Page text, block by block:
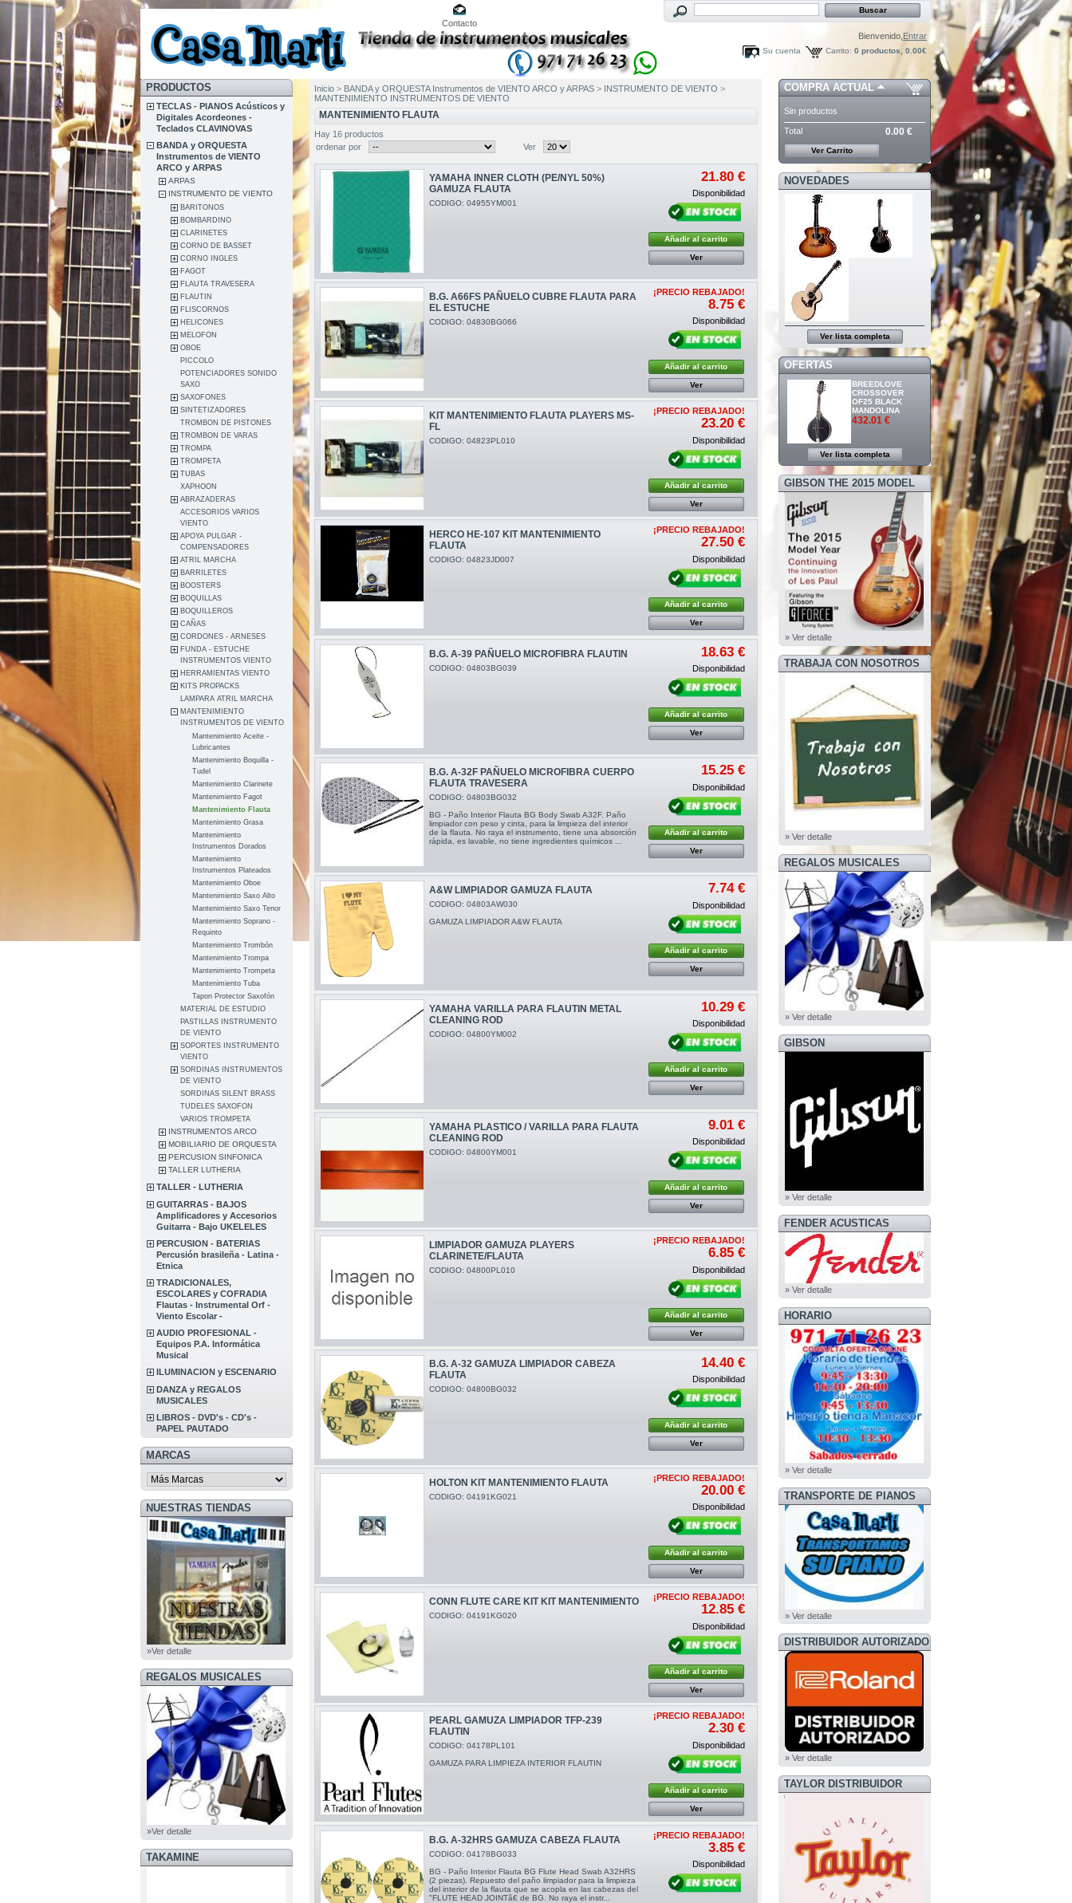
Contacto
Bienvenido, Entrar
Carrito: 0 productos, 0.00€
Su cuenta
PRODUCTOS
TECLAS - PIANOS Acústicos y
Digitales Acordeones -
Teclados CLAVINOVAS
BANDA y ORQUESTA
Instrumentos de VIENTO
ARCO y ARPAS
ARPAS
INSTRUMENTO DE VIENTO
BARITONOS
BOMBARDINO
CLARINETES
CORNO DE BASSET
CORNO INGLES
FAGOT
FLAUTA TRAVESERA
FLAUTIN
FLISCORNOS
HELICONES
MELOFON
OBOE
PICCOLO
POTENCIADORES SONIDO
SAXO
SAXOFONES
SINTETIZADORES
TROMBON DE PISTONES
TROMBON DE VARAS
TROMPA
TROMPETA
TUBAS
XAPHOON
ABRAZADERAS
ACCESORIOS VARIOS
VIENTO
APOYA PULGAR -
COMPENSADORES
ATRIL MARCHA
BARRILETES
BOOSTERS
BOQUILLAS
BOQUILLEROS
CAÑAS
CORDONES - ARNESES
FUNDA - ESTUCHE
INSTRUMENTOS VIENTO
HERRAMIENTAS VIENTO
KITS PROPACKS
LAMPARA ATRIL MARCHA
MANTENIMIENTO
INSTRUMENTOS DE VIENTO
Mantenimiento Aceite -
Lubricantes
Mantenimiento Boquilla -
Tudel
Mantenimiento Clarinete
Mantenimiento Fagot
Mantenimiento Flauta
Mantenimiento Grasa
Mantenimiento
Instrumentos Dorados
Mantenimiento
Instrumentos Plateados
Mantenimiento Oboe
Mantenimiento Saxo Alto
Mantenimiento Saxo Tenor
Mantenimiento Soprano -
Requinto
Mantenimiento Trombón
Mantenimiento Trompa
Mantenimiento Trompeta
Mantenimiento Tuba
Tapon Protector Saxofón
MATERIAL DE ESTUDIO
PASTILLAS INSTRUMENTO
DE VIENTO
SOPORTES INSTRUMENTO
VIENTO
SORDINAS INSTRUMENTOS
DE VIENTO
SORDINAS SILENT BRASS
TUDELES SAXOFON
VARIOS TROMPETA
INSTRUMENTOS ARCO
MOBILIARIO DE ORQUESTA
PERCUSION SINFONICA
TALLER LUTHERIA
TALLER - LUTHERIA
GUITARRAS - BAJOS
Amplificadores y Accesorios
Guitarra - Bajo UKELELES
PERCUSION - BATERIAS
Percusión brasileña - Latina -
Etnica
TRADICIONALES,
ESCOLARES y COFRADIA
Flautas - Instrumental Orf -
Viento Escolar -
AUDIO PROFESIONAL -
Equipos P.A. Informática
Musical
ILUMINACION y ESCENARIO
DANZA y REGALOS
MUSICALES
LIBROS - DVD's - CD's -
PAPEL PAUTADO
MARCAS
NUESTRAS TIENDAS
»Ver detalle
REGALOS MUSICALES
»Ver detalle
TAKAMINE
Inicio > BANDA y ORQUESTA Instrumentos de VIENTO ARCO y ARPAS > INSTRUMENTO DE VIENTO >
MANTENIMIENTO INSTRUMENTOS DE VIENTO
MANTENIMIENTO FLAUTA
Hay 16 productos
ordenar por
Ver
YAMAHA INNER CLOTH (PE/NYL 50%)
GAMUZA FLAUTA
CODIGO: 04955YM001
21.80 €
Disponibilidad
Añadir al carrito
Ver
B.G. A66FS PAÑUELO CUBRE FLAUTA PARA
EL ESTUCHE
CODIGO: 04830BG066
¡PRECIO REBAJADO!
8.75 €
Disponibilidad
Añadir al carrito
Ver
KIT MANTENIMIENTO FLAUTA PLAYERS MS-
FL
CODIGO: 04823PL010
¡PRECIO REBAJADO!
23.20 €
Disponibilidad
Añadir al carrito
Ver
HERCO HE-107 KIT MANTENIMIENTO
FLAUTA
CODIGO: 04823JD007
¡PRECIO REBAJADO!
27.50 €
Disponibilidad
Añadir al carrito
Ver
B.G. A-39 PAÑUELO MICROFIBRA FLAUTIN
CODIGO: 04803BG039
18.63 €
Disponibilidad
Añadir al carrito
Ver
B.G. A-32F PAÑUELO MICROFIBRA CUERPO
FLAUTA TRAVESERA
CODIGO: 04803BG032
BG - Paño Interior Flauta BG Body Swab A32F. Paño
limpiador con peso y cinta, para la limpieza del interior
de la flauta. No raya el instrumento, tiene una absorción
rápida, es lavable, no tiene ingredientes químicos ...
15.25 €
Disponibilidad
Añadir al carrito
Ver
A&W LIMPIADOR GAMUZA FLAUTA
CODIGO: 04803AW030
GAMUZA LIMPIADOR A&W FLAUTA
7.74 €
Disponibilidad
Añadir al carrito
Ver
YAMAHA VARILLA PARA FLAUTIN METAL
CLEANING ROD
CODIGO: 04800YM002
10.29 €
Disponibilidad
Añadir al carrito
Ver
YAMAHA PLASTICO / VARILLA PARA FLAUTA
CLEANING ROD
CODIGO: 04800YM001
9.01 €
Disponibilidad
Añadir al carrito
Ver
LIMPIADOR GAMUZA PLAYERS
CLARINETE/FLAUTA
CODIGO: 04800PL010
¡PRECIO REBAJADO!
6.85 €
Disponibilidad
Añadir al carrito
Ver
B.G. A-32 GAMUZA LIMPIADOR CABEZA
FLAUTA
CODIGO: 04800BG032
14.40 €
Disponibilidad
Añadir al carrito
Ver
HOLTON KIT MANTENIMIENTO FLAUTA
CODIGO: 04191KG021
¡PRECIO REBAJADO!
20.00 €
Disponibilidad
Añadir al carrito
Ver
CONN FLUTE CARE KIT KIT MANTENIMIENTO
CODIGO: 04191KG020
¡PRECIO REBAJADO!
12.85 €
Disponibilidad
Añadir al carrito
Ver
PEARL GAMUZA LIMPIADOR TFP-239
FLAUTIN
CODIGO: 04178PL101
GAMUZA PARA LIMPIEZA INTERIOR FLAUTIN
¡PRECIO REBAJADO!
2.30 €
Disponibilidad
Añadir al carrito
Ver
B.G. A-32HRS GAMUZA CABEZA FLAUTA
CODIGO: 04178BG033
BG - Paño Interior Flauta BG Flute Head Swab A32HRS
(2 piezas). Repuesto del paño limpiador para la limpieza
del interior de la flauta que se acopla en las cabezas del
"FLUTE HEAD JOINTâ€ de BG. No raya el instr...
¡PRECIO REBAJADO!
3.85 €
Disponibilidad
COMPRA ACTUAL
Sin productos
Total 0.00 €
Ver Carrito
NOVEDADES
Ver lista completa
OFERTAS
BREEDLOVE
CROSSOVER
OF25 BLACK
MANDOLINA
432.01 €
Ver lista completa
GIBSON THE 2015 MODEL
YEAR
» Ver detalle
TRABAJA CON NOSOTROS
» Ver detalle
REGALOS MUSICALES
» Ver detalle
GIBSON
» Ver detalle
FENDER ACUSTICAS
» Ver detalle
HORARIO
» Ver detalle
TRANSPORTE DE PIANOS
» Ver detalle
DISTRIBUIDOR AUTORIZADO
ROLAND
» Ver detalle
TAYLOR DISTRIBUIDOR
OFICIAL